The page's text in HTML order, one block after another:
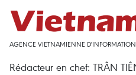
AGENCE VIETNAMIENNE
Rédacteur en chef: TRÂN